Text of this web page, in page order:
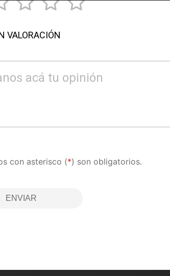
VALORACIÓN
acá tu opinión
con asterisco (*) son obligatorios.
ENVIAR